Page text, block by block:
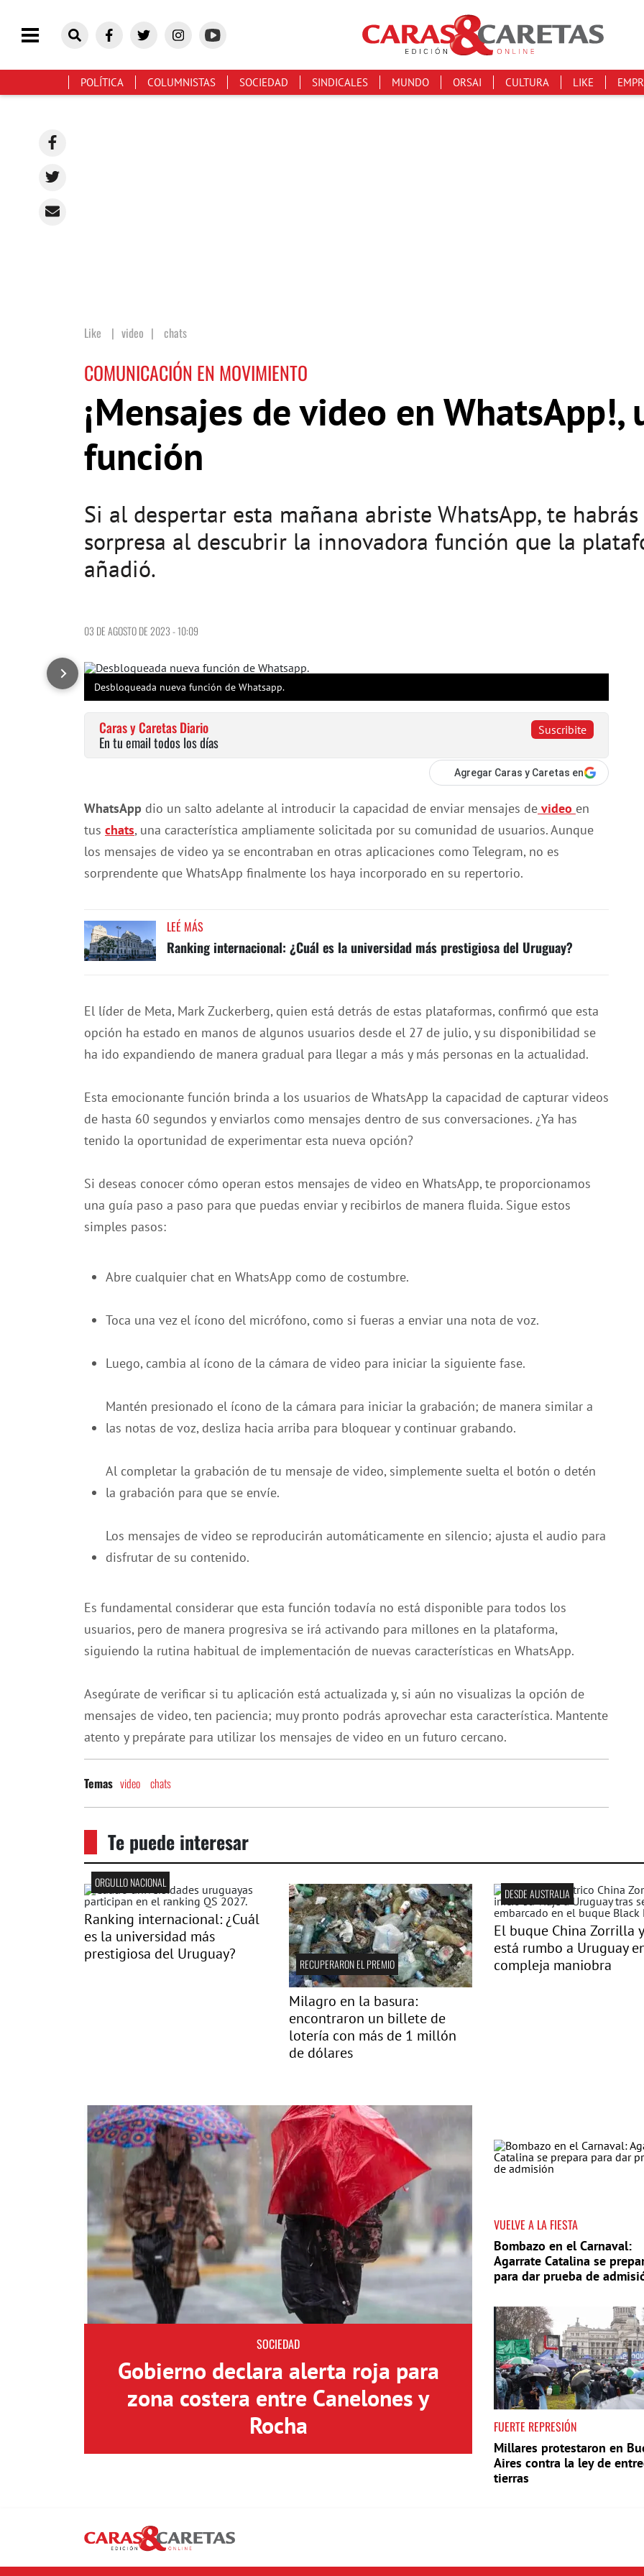
POLÍTICA COLUMNISTAS SOCIEDAD SINDICALES MUNDO ORSAI CULTURA LIKE
Like video | chats
COMUNICACIÓN EN MOVIMIENTO
¡Mensajes de video en WhatsApp!,
función
Si al despertar esta mañana abriste WhatsApp, te
sorpresa al descubrir la innovadora función que la
añadió.
03 DE AGOSTO DE 2023 - 10:09
Desbloqueada nueva función de Whatsapp.
Suscribite
Caras y Caretas Diario
En tu email todos los días
Agregar Caras y Caretas en
WhatsApp dio un salto adelante al introducir la capacidad de enviar mensajes de video en
tus chats, una característica ampliamente solicitada por su comunidad de usuarios. Aunque
los mensajes de video ya se encontraban en otras aplicaciones como Telegram, no es
sorprendente que WhatsApp finalmente los haya incorporado en su repertorio.
LEÉ MÁS
Ranking internacional: ¿Cuál es la universidad más prestigiosa del Uruguay?
El líder de Meta, Mark Zuckerberg, quien está detrás de estas plataformas, confirmó que esta
opción ha estado en manos de algunos usuarios desde el 27 de julio, y su disponibilidad se
ha ido expandiendo de manera gradual para llegar a más y más personas en la actualidad.
Esta emocionante función brinda a los usuarios de WhatsApp la capacidad de capturar videos
de hasta 60 segundos y enviarlos como mensajes dentro de sus conversaciones. ¿Ya has
tenido la oportunidad de experimentar esta nueva opción?
Si deseas conocer cómo operan estos mensajes de video en WhatsApp, te proporcionamos
una guía paso a paso para que puedas enviar y recibirlos de manera fluida. Sigue estos
simples pasos:
Abre cualquier chat en WhatsApp como de costumbre.
Toca una vez el ícono del micrófono, como si fueras a enviar una nota de voz.
Luego, cambia al ícono de la cámara de video para iniciar la siguiente fase.
Mantén presionado el ícono de la cámara para iniciar la grabación; de manera similar a
las notas de voz, desliza hacia arriba para bloquear y continuar grabando.
Al completar la grabación de tu mensaje de video, simplemente suelta el botón o detén
la grabación para que se envíe.
Los mensajes de video se reproducirán automáticamente en silencio; ajusta el audio para
disfrutar de su contenido.
Es fundamental considerar que esta función todavía no está disponible para todos los
usuarios, pero de manera progresiva se irá activando para millones en la plataforma,
siguiendo la rutina habitual de implementación de nuevas características en WhatsApp.
Asegúrate de verificar si tu aplicación está actualizada y, si aún no visualizas la opción de
mensajes de video, ten paciencia; muy pronto podrás aprovechar esta característica. Mantente
atento y prepárate para utilizar los mensajes de video en un futuro cercano.
Temas video chats
Te puede interesar
ORGULLO NACIONAL
Ranking internacional: ¿Cuál
es la universidad más
prestigiosa del Uruguay?
RECUPERARON EL PREMIO
Milagro en la basura:
encontraron un billete de
lotería con más de 1 millón
de dólares
DESDE AUSTRALIA
El buque China Zorrilla
está rumbo a Uruguay
compleja maniobra
SOCIEDAD
Gobierno declara alerta roja para
zona costera entre Canelones y
Rocha
VUELVE A LA FIESTA
Bombazo en el Carnaval:
Agarrate Catalina se
para dar prueba de
FUERTE REPRESIÓN
Millares protestaron en
Aires contra la ley de
tierras